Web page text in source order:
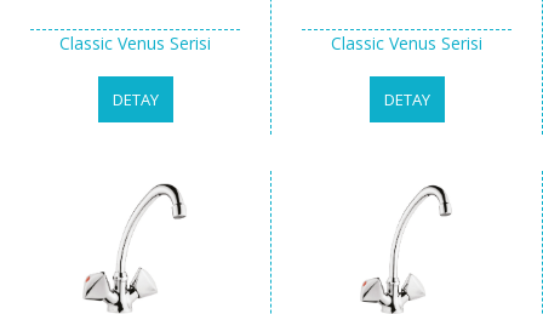
Classic Venus Serisi
DETAY
Classic Venus Serisi
DETAY